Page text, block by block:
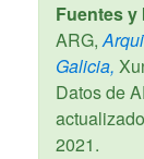
Fuentes
ARG,
Galicia,
Datos de
2021.